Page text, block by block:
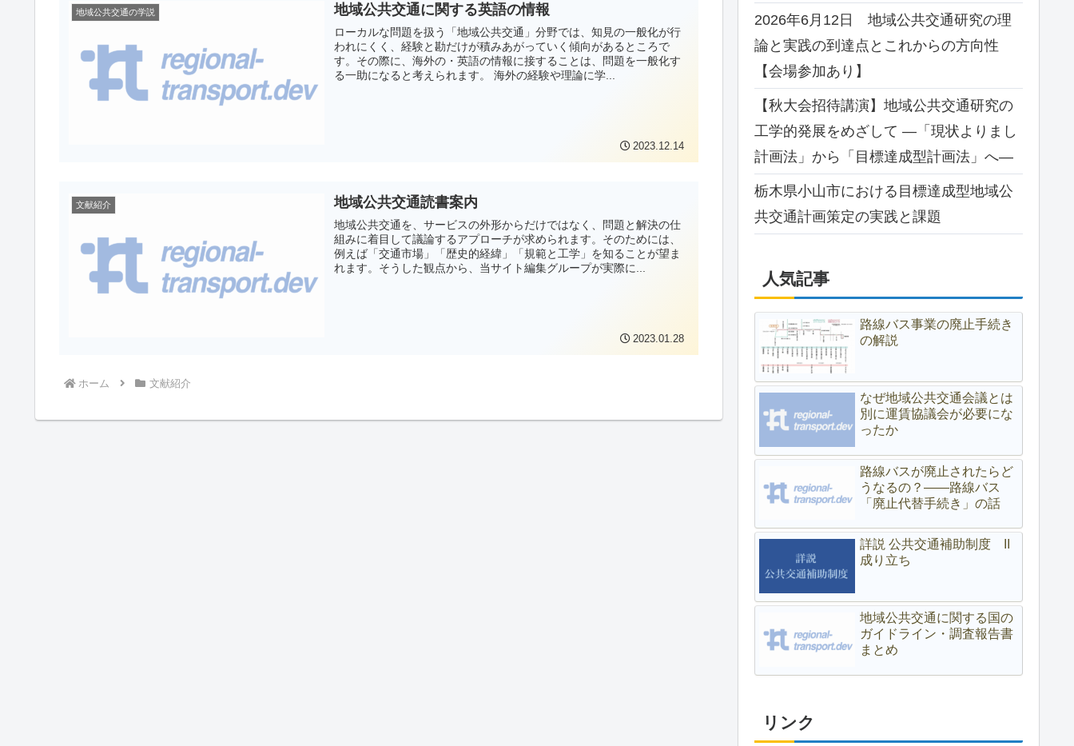
地域公共交通の学説 地域公共交通に関する英語の情報
ローカルな問題を扱う「地域公共交通」分野では、知見の一般化が行
われにくく、経験と勘だけが積みあがっていく傾向があるところで
す。その際に、海外の・英語の情報に接することは、問題を一般化す
る一助になると考えられます。 海外の経験や理論に学...
2023.12.14
文献紹介 地域公共交通読書案内
地域公共交通を、サービスの外形からだけではなく、問題と解決の仕
組みに着目して議論するアプローチが求められます。そのためには、
例えば「交通市場」「歴史的経緯」「規範と工学」を知ることが望ま
れます。そうした観点から、当サイト編集グループが実際に...
2023.01.28
ホーム 文献紹介
2026年6月12日 地域公共交通研究の理
論と実践の到達点とこれからの方向性
【会場参加あり】
【秋大会招待講演】地域公共交通研究の
工学的発展をめざして ―「現状よりまし
計画法」から「目標達成型計画法」へ―
栃木県小山市における目標達成型地域公
共交通計画策定の実践と課題
人気記事
路線バス事業の廃止手続き
の解説
なぜ地域公共交通会議とは
別に運賃協議会が必要にな
ったか
路線バスが廃止されたらど
うなるの？――路線バス
「廃止代替手続き」の話
詳説 公共交通補助制度 II
成り立ち
地域公共交通に関する国の
ガイドライン・調査報告書
まとめ
リンク